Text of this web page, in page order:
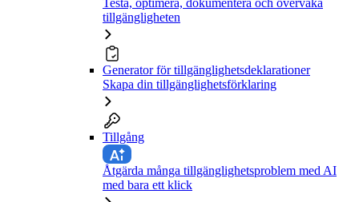
tillgängligheten
Generator för tillgänglighetsdeklarationer
Skapa din tillgänglighetsförklaring
Tillgång
Åtgärda många tillgänglighetsproblem med AI
med bara ett klick